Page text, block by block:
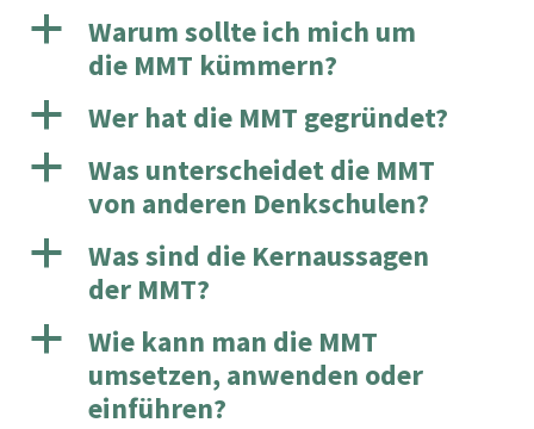
a
Warum sollte ich mich um
die MMT kümmern?
a Wer hat die MMT gegründet?
a
Was unterscheidet die MMT
von anderen Denkschulen?
a
Was sind die Kernaussagen
der MMT?
a
Wie kann man die MMT
umsetzen, anwenden oder
einführen?